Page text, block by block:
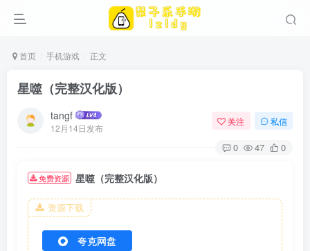
首页 手机游戏 正文
星噬（完整汉化版）
tangf
12月14日发布
关注 私信
0 47 0
免费资源 星噬（完整汉化版）
资源下载
夸克网盘